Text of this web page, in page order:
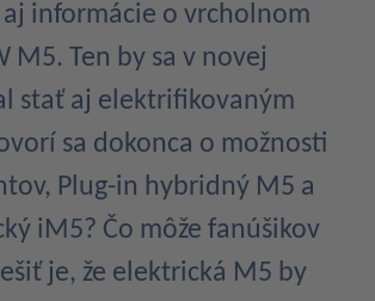
aj informácie o vrcholnom
M5. Ten by sa v novej
stať aj elektrifikovaným
sa dokonca o možnosti
Plug-in hybridný M5 a
iM5? Čo môže fanúšikov
je, že elektrická M5 by